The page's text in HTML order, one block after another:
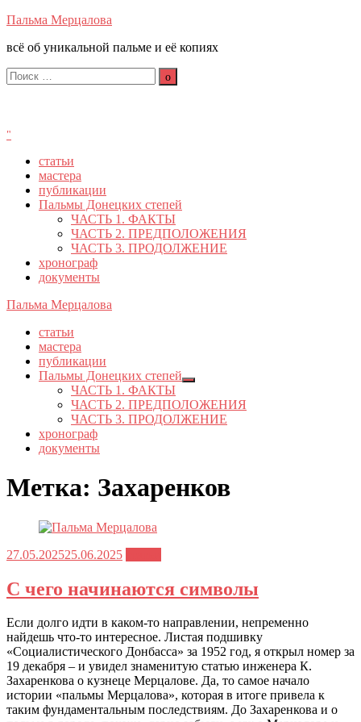
Перейти
содержимому
Пальма Мерцалова
всё об уникальной пальме и её копиях
Поиск
по:
Поиск
статьи
мастера
публикации
Пальмы Донецких степей
ЧАСТЬ 1. ФАКТЫ
ЧАСТЬ 2. ПРЕДПОЛОЖЕНИЯ
ЧАСТЬ 3. ПРОДОЛЖЕНИЕ
хронограф
документы
Пальма Мерцалова
статьи
мастера
публикации
Пальмы Донецких степей
Показывать
ЧАСТЬ 1. ФАКТЫ
ЧАСТЬ 2. ПРЕДПОЛОЖЕНИЯ
ЧАСТЬ 3. ПРОДОЛЖЕНИЕ
хронограф
документы
Метка: Захаренков
Опубликовано
27.05.202525.06.2025
С чего начинаются символы
Если долго идти в каком-то направлении, непременно
найдешь что-то интересное. Листая подшивку
«Социалистического Донбасса» за 1952 год, я открыл номер за
19 декабря – и увидел знаменитую статью инженера К.
Захаренкова о кузнеце Мерцалове. Да, то самое начало
истории «пальмы Мерцалова», которая в итоге привела к
таким фундаментальным последствиям. До Захаренкова и о